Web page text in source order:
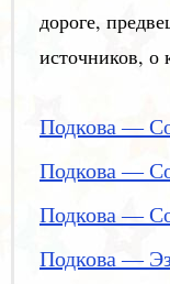
дороге,
источников, о
Подкова —
Подкова —
Подкова —
Подкова —